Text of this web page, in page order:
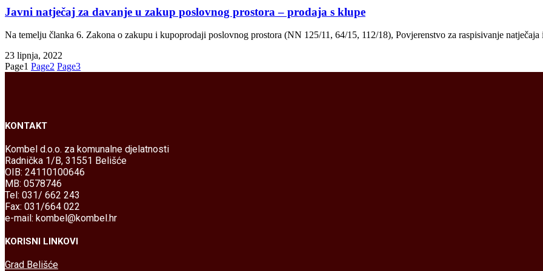
Javni natječaj za davanje u zakup poslovnog prostora – prodaja s klupe
Na temelju članka 6. Zakona o zakupu i kupoprodaji poslovnog prostora (NN 125/11, 64/15, 112/18), Povjerenstvo za raspisivanje natječaja
23 lipnja, 2022
Page1 Page2 Page3
KONTAKT
Kombel d.o.o. za komunalne djelatnosti
Radnička 1/B, 31551 Belišće
OIB: 24110100646
MB: 0578746
Tel: 031/ 662 243
Fax: 031/664 022
e-mail: kombel@kombel.hr
KORISNI LINKOVI
Grad Belišće